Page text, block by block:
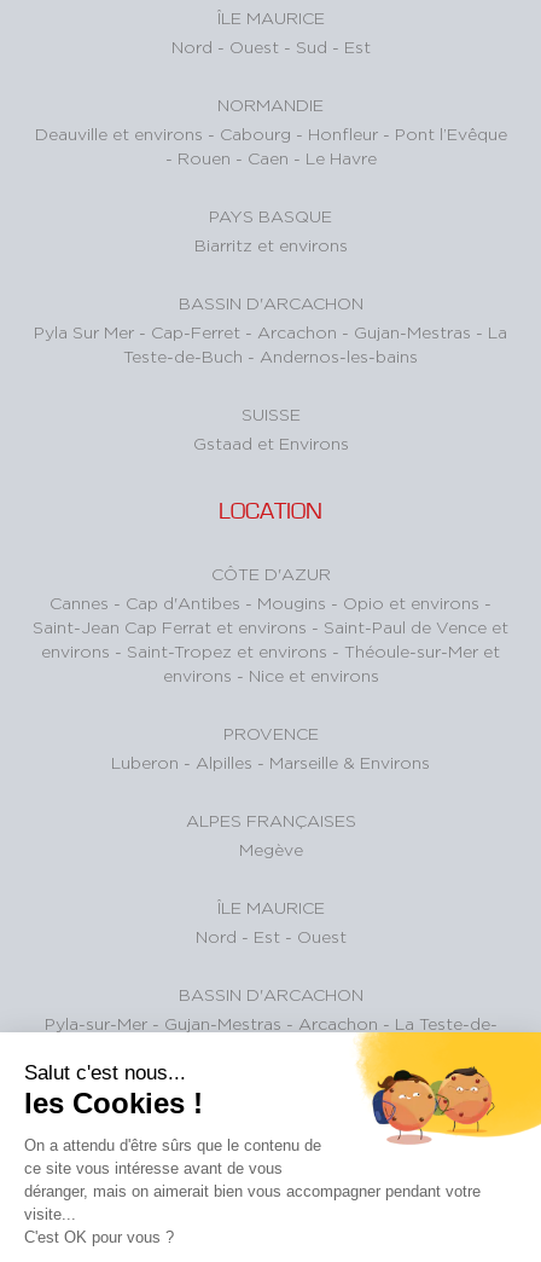
Salut c'est nous...
les Cookies !
On a attendu d'être sûrs que le contenu de
ce site vous intéresse avant de vous
déranger, mais on aimerait bien vous accompagner pendant votre
visite...
C'est OK pour vous ?
ÎLE MAURICE
Nord - Ouest - Sud - Est
NORMANDIE
Deauville et environs - Cabourg - Honfleur - Pont l’Evêque
- Rouen - Caen - Le Havre
PAYS BASQUE
Biarritz et environs
BASSIN D'ARCACHON
Pyla Sur Mer - Cap-Ferret - Arcachon - Gujan-Mestras - La
Teste-de-Buch - Andernos-les-bains
SUISSE
Gstaad et Environs
LOCATION
CÔTE D'AZUR
Cannes - Cap d'Antibes - Mougins - Opio et environs -
Saint-Jean Cap Ferrat et environs - Saint-Paul de Vence et
environs - Saint-Tropez et environs - Théoule-sur-Mer et
environs - Nice et environs
PROVENCE
Luberon - Alpilles - Marseille & Environs
ALPES FRANÇAISES
Megève
ÎLE MAURICE
Nord - Est - Ouest
BASSIN D'ARCACHON
Pyla-sur-Mer - Gujan-Mestras - Arcachon - La Teste-de-
PARIS ET SA RÉGION